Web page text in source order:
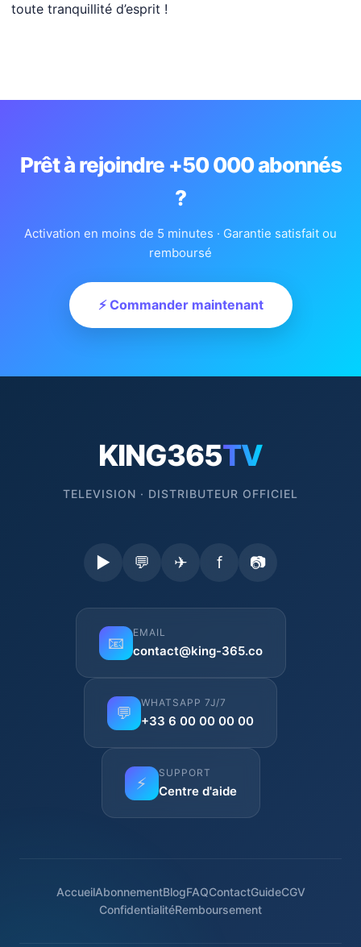
toute tranquillité d’esprit !
Prêt à rejoindre +50 000 abonnés
?
Activation en moins de 5 minutes · Garantie satisfait ou
remboursé
⚡ Commander maintenant
KING365TV
TELEVISION · DISTRIBUTEUR OFFICIEL
▶ 💬 ✈ f 📷
📧
EMAIL
contact@king-365.co
💬
WHATSAPP 7J/7
+33 6 00 00 00 00
⚡
SUPPORT
Centre d'aide
AccueilAbonnementBlogFAQContactGuideCGV
ConfidentialitéRemboursement